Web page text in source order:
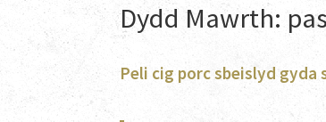
Dydd Mawrth:
Peli cig porc sbeislyd gyda